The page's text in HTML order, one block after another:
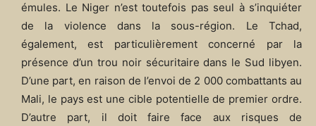
émules. Le Niger n’est toutefois pas seul à s’inquiéter
de la violence dans la sous-région. Le Tchad,
également, est particulièrement concerné par la
présence d’un trou noir sécuritaire dans le Sud libyen.
D’une part, en raison de l’envoi de 2 000 combattants au
Mali, le pays est une cible potentielle de premier ordre.
D’autre part, il doit faire face aux risques de